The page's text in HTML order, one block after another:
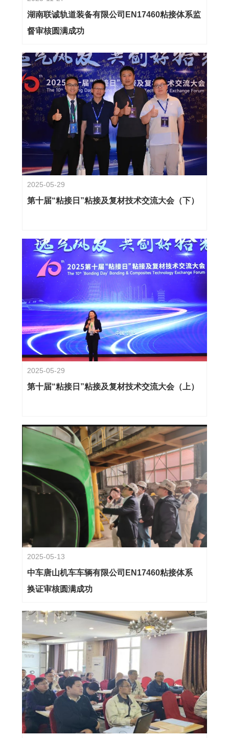
湖南联诚轨道装备有限公司EN17460粘接体系监
督审核圆满成功
2025-05-29
第十届“粘接日”粘接及复材技术交流大会（下）
2025-05-29
第十届“粘接日”粘接及复材技术交流大会（上）
2025-05-13
中车唐山机车车辆有限公司EN17460粘接体系
换证审核圆满成功